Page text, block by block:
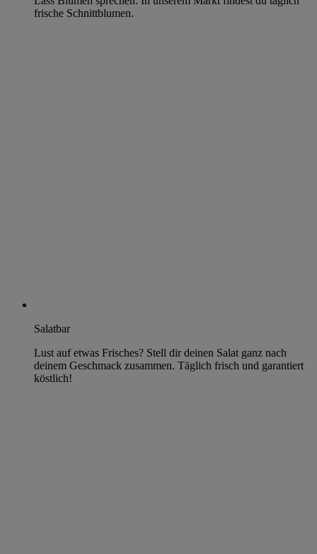
frische Schnittblumen.
Salatbar
Lust auf etwas Frisches? Stell dir deinen Salat ganz nach
deinem Geschmack zusammen. Täglich frisch und garantiert
köstlich!